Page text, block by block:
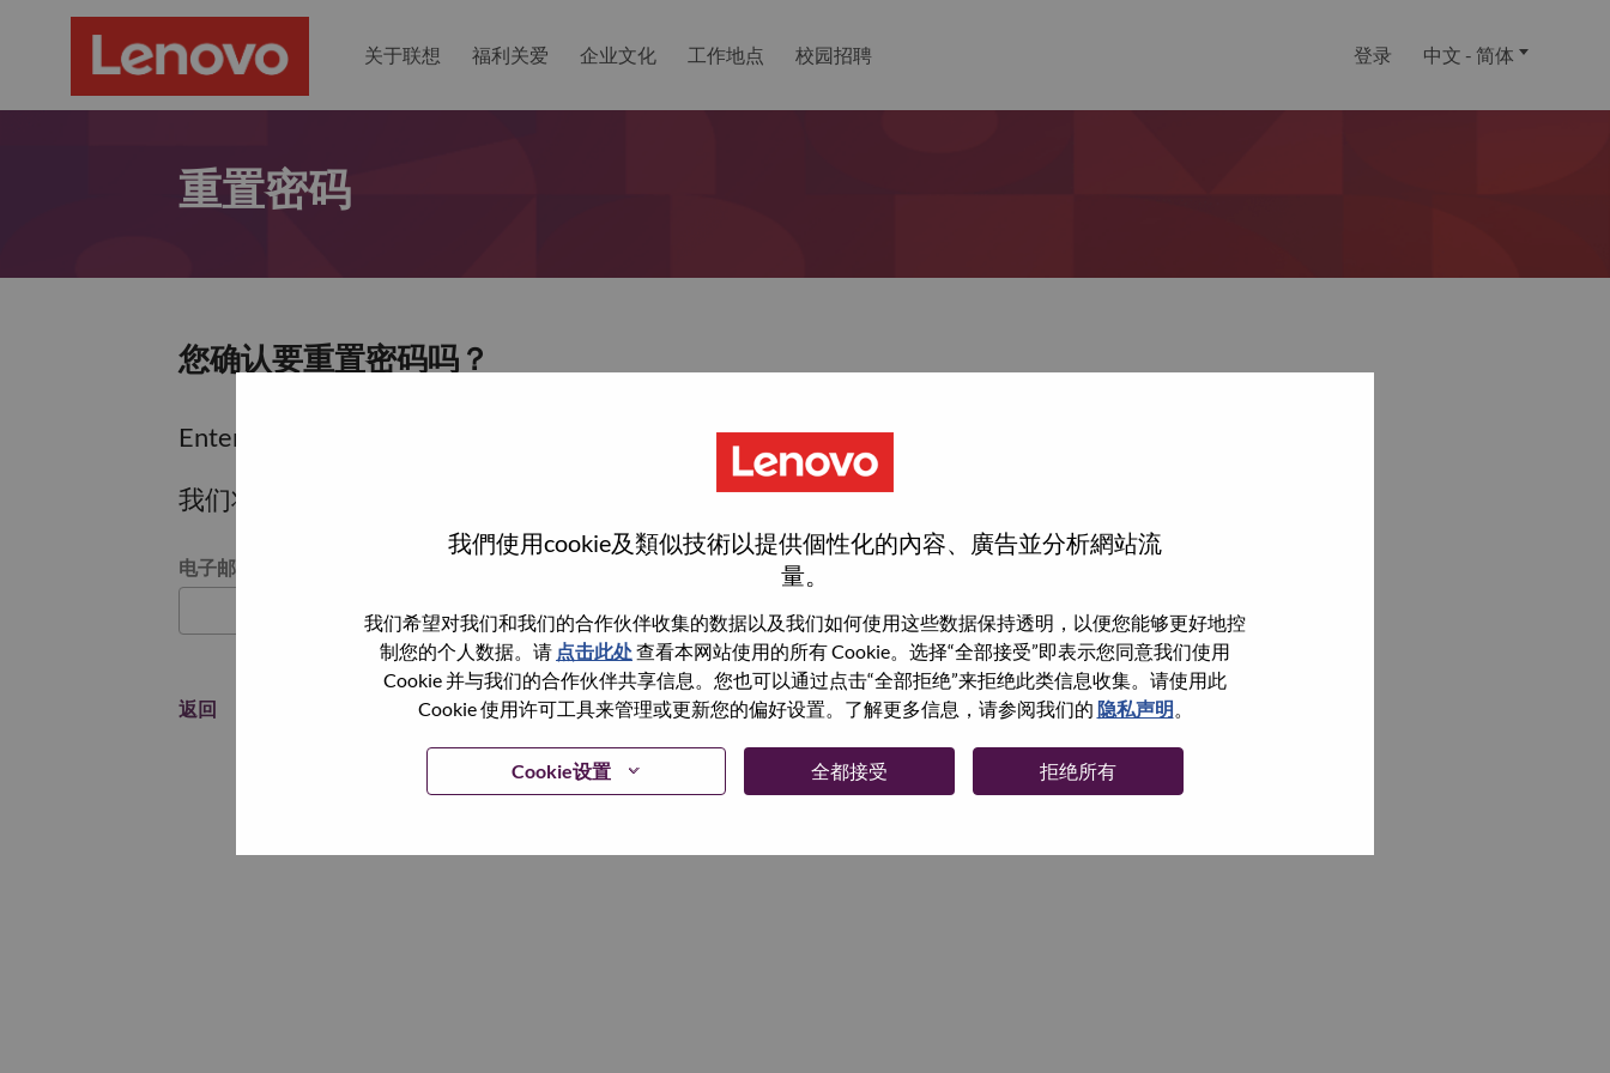
我們使用cookie及類似技術以提供個性化的內容、廣告並分析網站流
量。
我们希望对我们和我们的合作伙伴收集的数据以及我们如何使用这些数据保持透明，以便您能够更好地控
制您的个人数据。请 点击此处查看本网站使用的所有 Cookie。选择“全部接受”即表示您同意我们使用
Cookie 并与我们的合作伙伴共享信息。您也可以通过点击“全部拒绝”来拒绝此类信息收集。请使用此
Cookie 使用许可工具来管理或更新您的偏好设置。了解更多信息，请参阅我们的 隐私声明
Cookie设置 全都接受 拒绝所有
关于联想 福利关爱 企业文化 工作地点 校园招聘 登录 中文 - 简体
重置密码
您确认要重置密码吗？
Enter the email address associated with your account, then click "Continue".
我们将通过电子邮件向您发送一个链接以重置您的密码。
通过电子邮件重置密码
电子邮箱
继续
返回